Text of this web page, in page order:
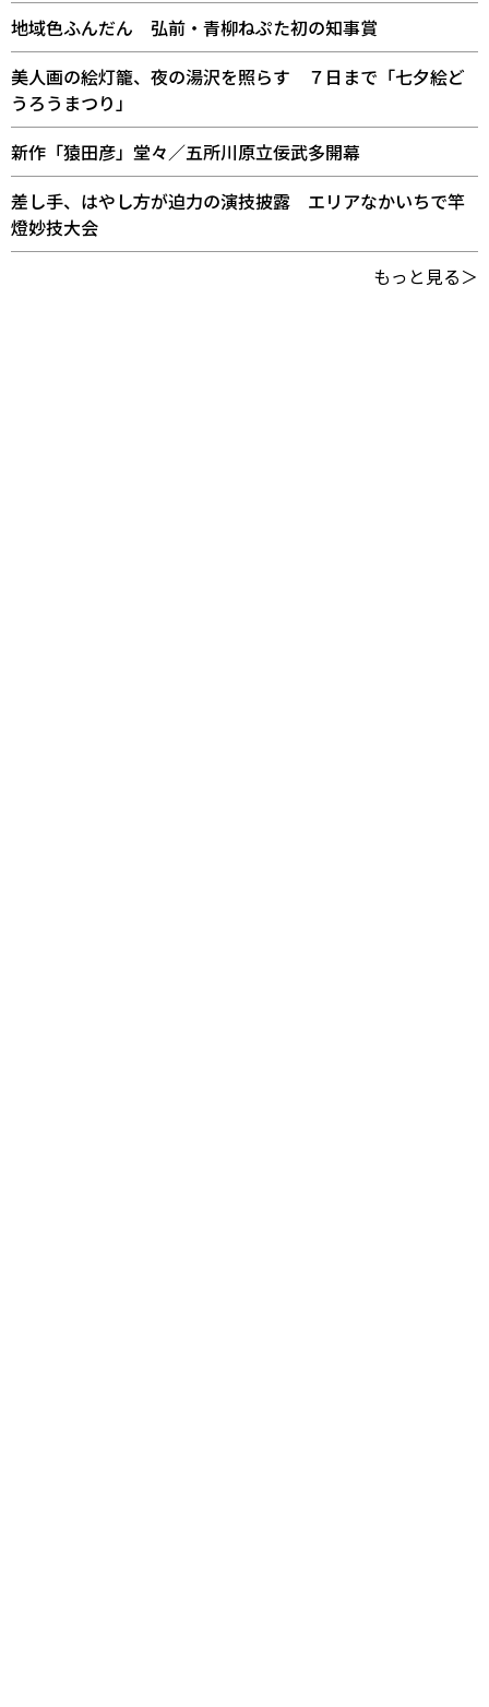
地域色ふんだん 弘前・青柳ねぷた初の知事賞
美人画の絵灯籠、夜の湯沢を照らす ７日まで「七夕絵ど
うろうまつり」
新作「猿田彦」堂々／五所川原立佞武多開幕
差し手、はやし方が迫力の演技披露 エリアなかいちで竿
燈妙技大会
もっと見る＞